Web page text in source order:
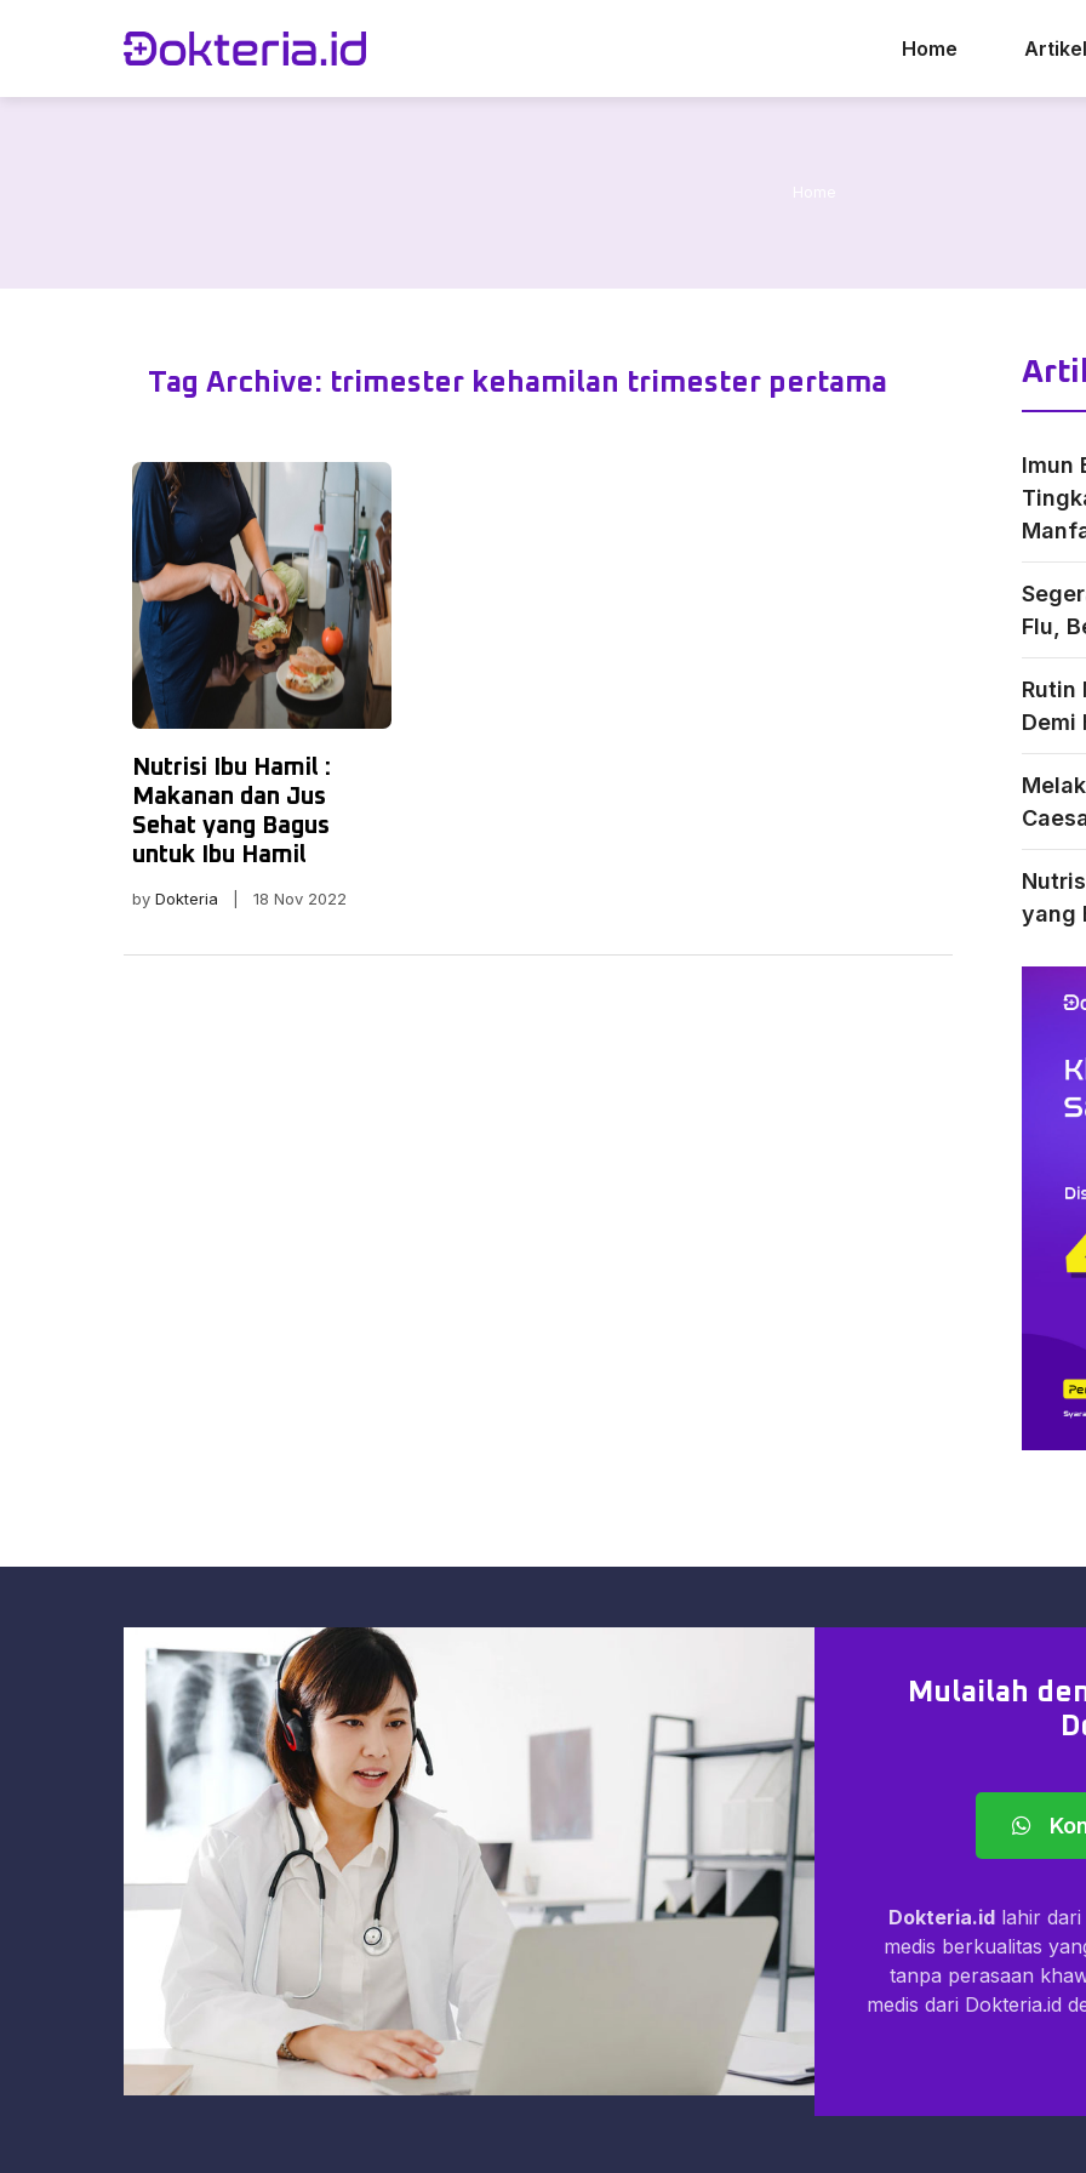
Home Artikel
Home
Tag Archive: trimester kehamilan trimester pertama
Nutrisi Ibu Hamil :
Makanan dan Jus
Sehat yang Bagus
untuk Ibu Hamil
by Dokteria | 18 Nov 2022
Imun
Flu,
Rutin
Demi
yang
Mulailah
Dokteria.idlahir dari
medis berkualitas
tanpa perasaan
medis dari Dokteria.id